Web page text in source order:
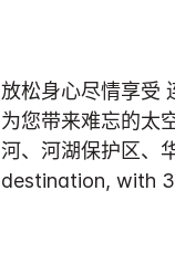
放松身心尽情享受
为您带来难忘的太
河、河湖保护区、
destination, with